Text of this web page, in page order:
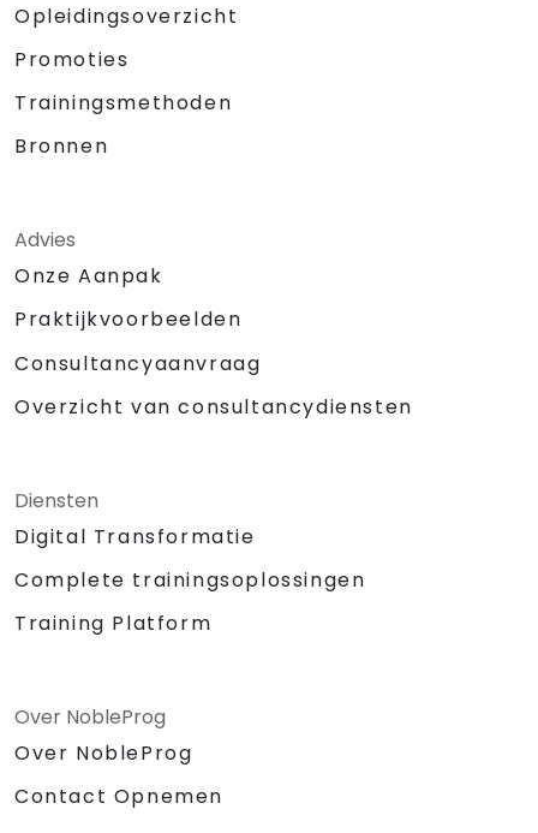
Opleidingsoverzicht
Promoties
Trainingsmethoden
Bronnen
Advies
Onze Aanpak
Praktijkvoorbeelden
Consultancyaanvraag
Overzicht van consultancydiensten
Diensten
Digital Transformatie
Complete trainingsoplossingen
Training Platform
Over NobleProg
Over NobleProg
Contact Opnemen